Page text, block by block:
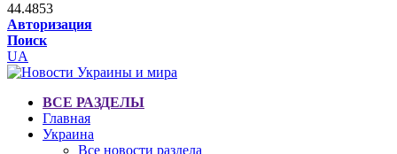
44.4853
Авторизация
Поиск
UA
ВСЕ РАЗДЕЛЫ
Главная
Украина
Все новости раздела